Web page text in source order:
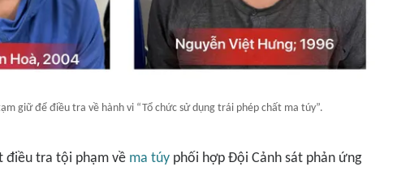
giữ để điều tra về hành vi “Tổ chức sử dụng trái phép chất ma túy”.
điều tra tội phạm về ma túy phối hợp Đội Cảnh sát phản ứng